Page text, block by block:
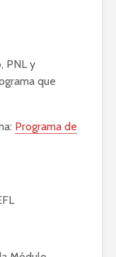
PNL y
que
Programa de